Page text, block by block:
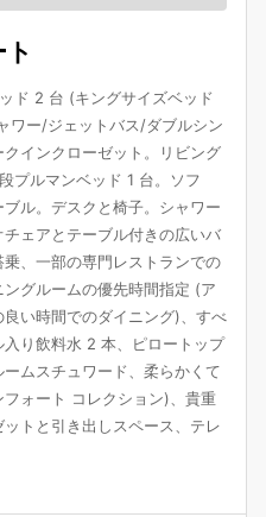
ド 2 台 (キングサイズベッド
ワー/ジェットバス/ダブルシン
インクローゼット。リビング
プルマンベッド 1 台。ソフ
ル。デスクと椅子。シャワー
ェアとテーブル付きの広いバ
、一部の専門レストランでの
グルームの優先時間指定 (ア
い時間でのダイニング)、すべ
り飲料水 2 本、ピロートップ
ムスチュワード、柔らかくて
ォート コレクション)、貴重
トと引き出しスペース、テレ